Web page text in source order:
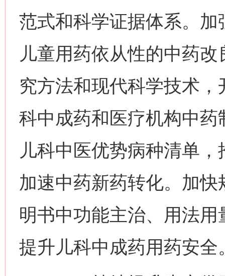
范式和科学证据体系。
儿童用药依从性的中药
究方法和现代科学技术
科中成药和医疗机构中
儿科中医优势病种清单
加速中药新药转化。加
明书中功能主治、用法
提升儿科中成药用药安全